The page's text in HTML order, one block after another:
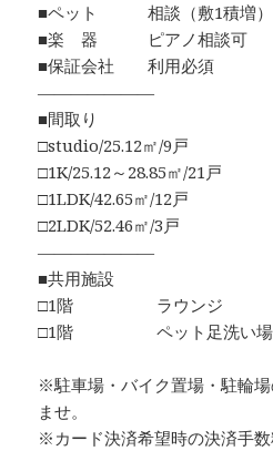
■ペット 相談（敷1積増）
■楽 器 ピアノ相談可
■保証会社 利用必須
―――――――
■間取り
□studio/25.12㎡/9戸
□1K/25.12～28.85㎡/21戸
□1LDK/42.65㎡/12戸
□2LDK/52.46㎡/3戸
―――――――
■共用施設
□1階 ラウンジ
□1階 ペット足洗い場
※駐車場・バイク置場・駐輪
ませ。
※カード決済希望時の決済手